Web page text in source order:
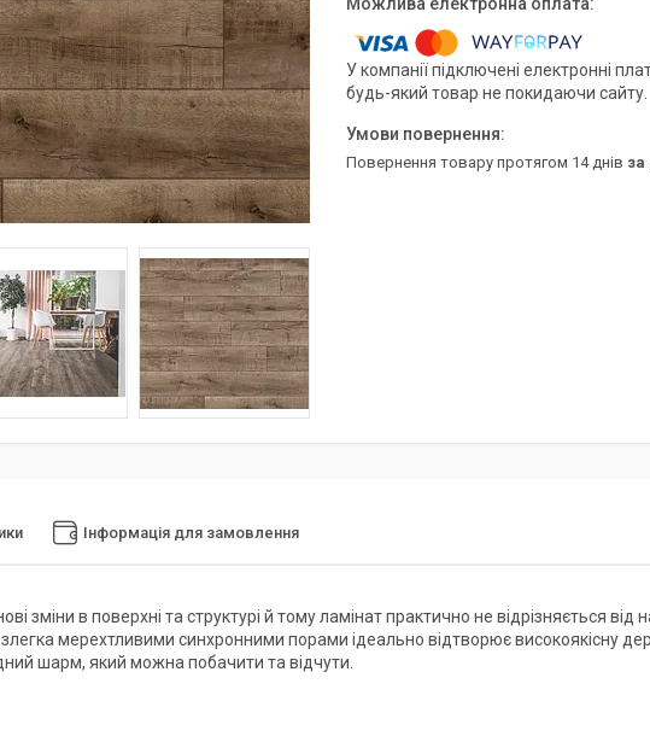
У компанії підключені електронні
будь-який товар не покидаючи сайту.
повернення товару протягом 14 днів за
Інформація для замовлення
зміни в поверхні та структурі й тому ламінат практично не відрізняється від
мерехтливими синхронними порами ідеально відтворює високоякісну
шарм, який можна побачити та відчути.